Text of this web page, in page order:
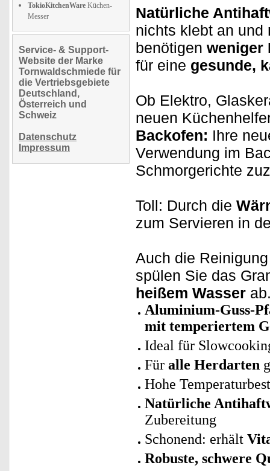
TokioKitchenWare Küchen-
Messer
Service- & Support-
Website der Marke
Tornwaldschmiede für
die Vertriebsgebiete
Deutschland,
Österreich und
Schweiz
Datenschutz
Impressum
Natürliche
nichts klebt an und
benötigen weniger
für eine gesunde,
Ob Elektro,
neuen
Backofen: Ihre
Verwendung im
Schmorgerichte
Toll: Durch die
zum Servieren in
Auch die
spülen Sie das
heißem Wasser
Aluminium-Guss-
mit temperiertem
Ideal für
Für alle Herdarten
Hohe
Natürliche
Zubereitung
Schonend: erhält
Robuste, schwere